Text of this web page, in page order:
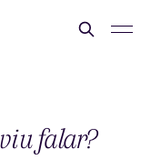
falar?